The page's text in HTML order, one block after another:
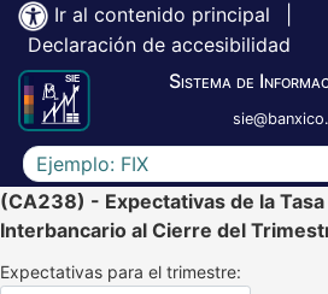
Ir al contenido principal
Declaración de accesibilidad
Sistema de
Escriba el texto a buscar
(CA238) - Expectativas de la Tasa
Interbancario al Cierre del
Expectativas para el trimestre: